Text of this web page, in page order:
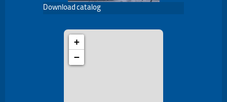
Download catalog
+
−